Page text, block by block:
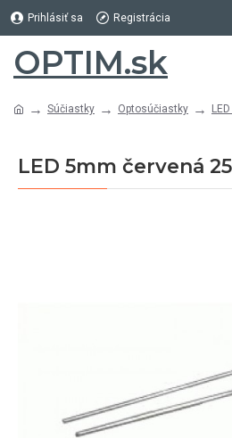
Prihlásiť sa Registrácia
OPTIM.sk
Súčiastky Optosúčiastky
LED 5mm červená